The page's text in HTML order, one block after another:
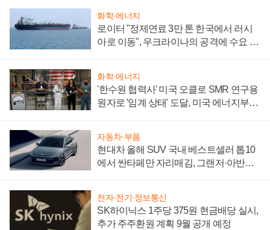
화학·에너지
로이터 "정제연료 3만 톤 한국에서 러시
아로 이동", 우크라이나의 공격에 수요 늘
화학·에너지
'한수원 협력사' 미국 오클로 SMR 연구용
원자로 '임계 상태' 도달, 미국 에너지부
자동차·부품
현대차 올해 SUV 국내 베스트셀러 톱10
에서 싼타페만 자리매김, 그랜저·아반떼
전자·전기·정보통신
SK하이닉스 1주당 375원 현금배당 실시,
추가 주주환원 계획 9월 공개 예정